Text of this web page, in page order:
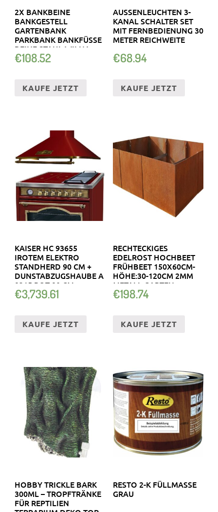
2X BANKBEINE
BANKGESTELL
GARTENBANK
PARKBANK BANKFÜSSE B
EINE STAHL WILNA S
CHWARZ 7195
€108.52
KAUFE JETZT
AUSSENLEUCHTEN 3-K
ANAL SCHALTER SET M
IT FERNBEDIENUNG 30 M
ETER REICHWEITE
€68.94
KAUFE JETZT
KAISER HC 93655
IROTEM ELEKTRO
STANDHERD 90 CM +
DUNSTABZUGSHAUBE A
9315 ROT 90 CM
€3,739.61
KAUFE JETZT
RECHTECKIGES
EDELROST HOCHBEET
FRÜHBEET 150X60CM-
HÖHE:30-120CM 2MM
METALL GARTEN
€198.74
KAUFE JETZT
HOBBY TRICKLE BARK
300ML – TROPFTRÄNKE
FÜR REPTILIEN
RESTO 2-K FÜLLMASSE
GRAU